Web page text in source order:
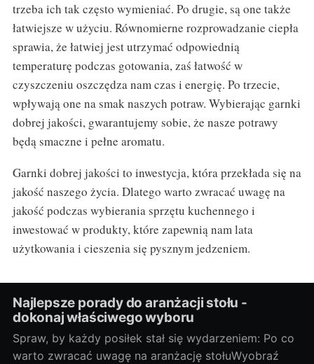
trzeba ich tak często wymieniać. Po drugie, są one także
łatwiejsze w użyciu. Równomierne rozprowadzanie ciepła
sprawia, że łatwiej jest utrzymać odpowiednią
temperaturę podczas gotowania, zaś łatwość w
czyszczeniu oszczędza nam czas i energię. Po trzecie,
wpływają one na smak naszych potraw. Wybierając garnki
dobrej jakości, gwarantujemy sobie, że nasze potrawy
będą smaczne i pełne aromatu.
Garnki dobrej jakości to inwestycja, która przekłada się na
jakość naszego życia. Dlatego warto zwracać uwagę na
jakość podczas wybierania sprzętu kuchennego i
inwestować w produkty, które zapewnią nam lata
użytkowania i cieszenia się pysznym jedzeniem.
Najlepsze porady do aranżacji stołu -
dokonaj właściwego wyboru
Spraw, by każdy posiłek stał się wydarzeniem: Po co
warto zwracać uwagę na aranżację stołuWyobraź